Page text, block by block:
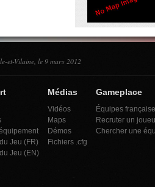
et-Vilaine, le 9 mars 2012
Jeu (FR)
Jeu (EN)
Médias
Vidéos
Maps
Démos
Fichiers .cfg
Gameplace
Équipes
Recruter un
Chercher une